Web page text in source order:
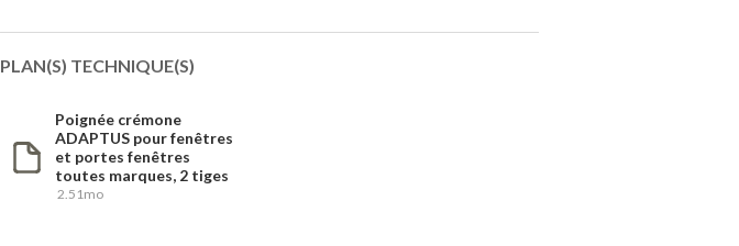
PLAN(S) TECHNIQUE(S)
Poignée crémone
ADAPTUS pour fenêtres
et portes fenêtres
toutes marques, 2 tiges
2.51mo